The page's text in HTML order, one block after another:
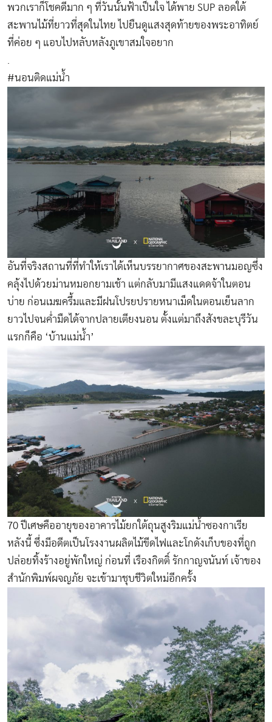
พวกเราก็โชคดีมาก ๆ ที่วันนั้นฟ้าเป็นใจ ได้พาย SUP ลอดใต้
สะพานไม้ที่ยาวที่สุดในไทย ไปยืนดูแสงสุดท้ายของพระอาทิตย์
ที่ค่อย ๆ แอบไปหลับหลังภูเขาสมใจอยาก
#นอนติดแม่น้ำ
อันที่จริงสถานที่ที่ทำให้เราได้เห็นบรรยากาศของสะพานมอญซึ่ง
คลุ้งไปด้วยม่านหมอกยามเช้า แต่กลับมามีแสงแดดจ้าในตอน
บ่าย ก่อนเมฆครึ้มและมีฝนโปรยปรายหนาเม็ดในตอนเย็นลาก
ยาวไปจนค่ำมืดได้จากปลายเตียงนอน ตั้งแต่มาถึงสังขละบุรีวัน
แรกก็คือ ‘บ้านแม่น้ำ’
70 ปีเศษคืออายุของอาคารไม้ยกใต้ถุนสูงริมแม่น้ำซองกาเรีย
หลังนี้ ซึ่งมีอดีตเป็นโรงงานผลิตไม้ขีดไฟและโกดังเก็บของที่ถูก
ปล่อยทิ้งร้างอยู่พักใหญ่ ก่อนที่ เรืองกิตติ์ รักกาญจนันท์ เจ้าของ
สำนักพิมพ์ผจญภัย จะเข้ามาชุบชีวิตใหม่อีกครั้ง